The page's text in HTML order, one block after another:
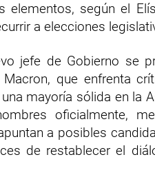
elementos, según el
a elecciones
jefe de Gobierno se
que enfrenta
mayoría sólida en la
oficialmente,
a posibles
de restablecer el